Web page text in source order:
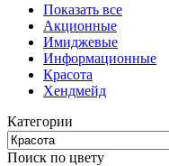
Показать все
Акционные
Имиджевые
Информационные
Красота
Хендмейд
Категории
Поиск по цвету